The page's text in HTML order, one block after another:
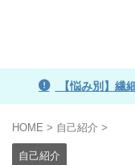
【悩み別】繊
HOME > 自己紹介 >
自己紹介